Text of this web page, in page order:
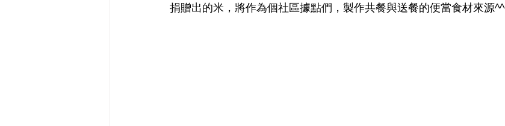
捐贈出的米，將作為個社區據點們，製作共餐與送餐的便當食材來源^^